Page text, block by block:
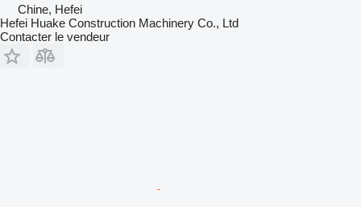
Chine, Hefei
Hefei Huake Construction Machinery Co., Ltd
Contacter le vendeur